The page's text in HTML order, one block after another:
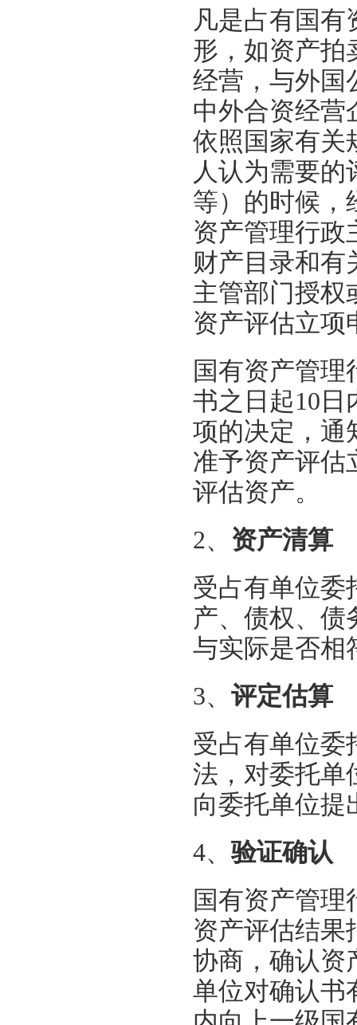
凡是占有国有
形，如资产拍
经营，与外国
中外合资经营
依照国家有关
人认为需要
等）的时候，
资产管理行政
财产目录和有
主管部门授权
资产评估立项
国有资产管
书之日起10日
项的决定，通
准予资产评估
评估资产。
2、 资产清算
受占有单位委
产、债权、债
与实际是否相
3、 评定估算
受占有单位委
法，对委托单
向委托单位提
4、 验证确认
国有资产管
资产评估结果
协商，确认资
单位对确认书